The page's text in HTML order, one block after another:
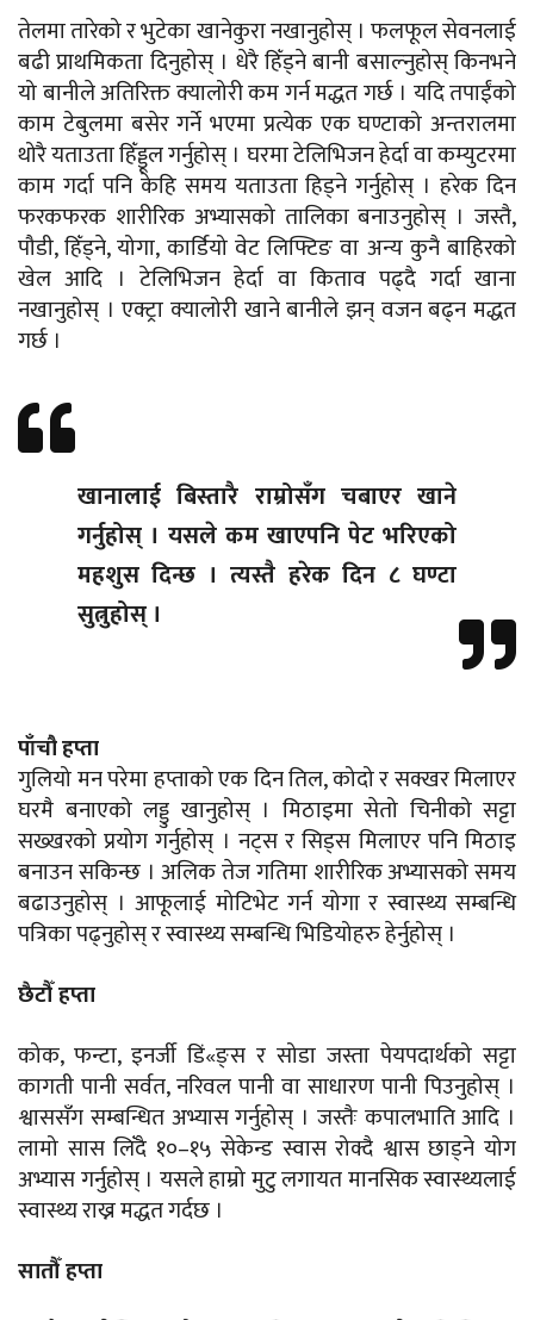
तेलमा तारेको र भुटेका खानेकुरा नखानुहोस् । फलफूल सेवनलाई
बढी प्राथमिकता दिनुहोस् । धेरै हिँड्ने बानी बसाल्नुहोस् किनभने
यो बानीले अतिरिक्त क्यालोरी कम गर्न मद्धत गर्छ । यदि तपाईंको
काम टेबुलमा बसेर गर्ने भएमा प्रत्येक एक घण्टाको अन्तरालमा
थोरै यताउता हिँड्डूल गर्नुहोस् । घरमा टेलिभिजन हेर्दा वा कम्युटरमा
काम गर्दा पनि केहि समय यताउता हिड्ने गर्नुहोस् । हरेक दिन
फरकफरक शारीरिक अभ्यासको तालिका बनाउनुहोस् । जस्तै,
पौडी, हिँड्ने, योगा, कार्डियो वेट लिफ्टिङ वा अन्य कुनै बाहिरको
खेल आदि । टेलिभिजन हेर्दा वा किताव पढ्दै गर्दा खाना
नखानुहोस् । एक्ट्रा क्यालोरी खाने बानीले झन् वजन बढ्न मद्धत
गर्छ ।
खानालाई बिस्तारै राम्रोसँग चबाएर खाने
गर्नुहोस् । यसले कम खाएपनि पेट भरिएको
महशुस दिन्छ । त्यस्तै हरेक दिन ८ घण्टा
सुत्नुहोस् ।
पाँचौ हप्ता
गुलियो मन परेमा हप्ताको एक दिन तिल, कोदो र सक्खर मिलाएर
घरमै बनाएको लड्डु खानुहोस् । मिठाइमा सेतो चिनीको सट्टा
सख्खरको प्रयोग गर्नुहोस् । नट्स र सिड्स मिलाएर पनि मिठाइ
बनाउन सकिन्छ । अलिक तेज गतिमा शारीरिक अभ्यासको समय
बढाउनुहोस् । आफूलाई मोटिभेट गर्न योगा र स्वास्थ्य सम्बन्धि
पत्रिका पढ्नुहोस् र स्वास्थ्य सम्बन्धि भिडियोहरु हेर्नुहोस् ।
छैटौँ हप्ता
कोक, फन्टा, इनर्जी डिं«ङ्स र सोडा जस्ता पेयपदार्थको सट्टा
कागती पानी सर्वत, नरिवल पानी वा साधारण पानी पिउनुहोस् ।
श्वाससँग सम्बन्धित अभ्यास गर्नुहोस् । जस्तैः कपालभाति आदि ।
लामो सास लिँदै १०–१५ सेकेन्ड स्वास रोक्दै श्वास छाड्ने योग
अभ्यास गर्नुहोस् । यसले हाम्रो मुटु लगायत मानसिक स्वास्थ्यलाई
स्वास्थ्य राख्न मद्धत गर्दछ ।
सातौँ हप्ता